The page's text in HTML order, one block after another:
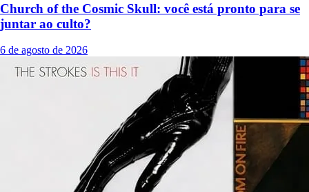
Church of the Cosmic Skull: você está pronto para se
juntar ao culto?
6 de agosto de 2026